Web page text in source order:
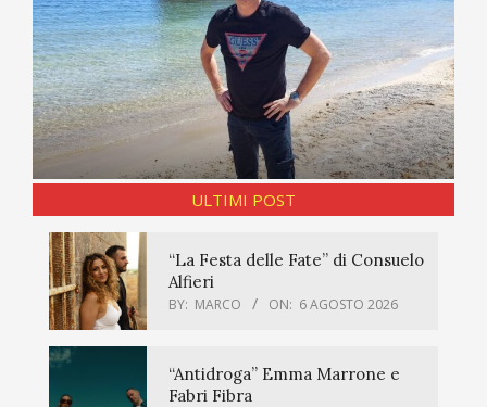
ULTIMI POST
“La Festa delle Fate” di Consuelo
Alfieri
BY: MARCO ON: 6 AGOSTO 2026
“Antidroga” Emma Marrone e
Fabri Fibra